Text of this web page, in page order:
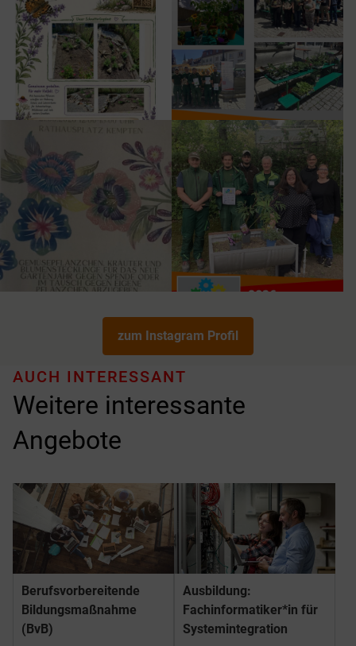
zum Instagram Profil
Weitere interessante
Angebote
AUCH INTERESSANT
Berufs­­vorbereitende
Bildungs­­maßnahme
(BvB)
Ausbildung:
Fachinformatiker*in für
Systemintegration